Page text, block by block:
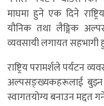
माघमा हुने एक दिने
यौनिक तथा लैङ्गिक
व्यवसायी लगायत सहभागी
राष्ट्रिय परामर्शले पर्यटन
अल्पसङ्ख्यकहरूलाई बुझ्न
स्वागतयोग्य बनाउन मद्दत